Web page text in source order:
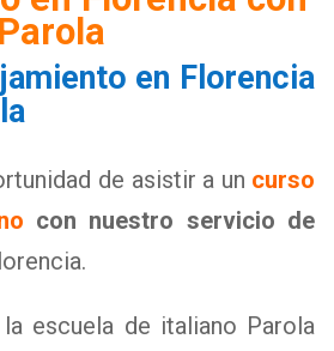
en Florencia
de asistir a un curso
con nuestro servicio de
escuela de italiano Parola